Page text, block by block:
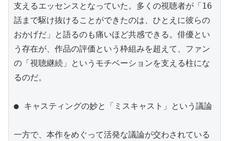
支えるエッセンスとなっていた。多くの視聴者が「16
話まで駆け抜けることができたのは、ひとえに彼らの
おかげだ」と語るのも痛いほど共感できる。俳優とい
う存在が、作品の評価という枠組みを超えて、ファン
の「視聴継続」というモチベーションを支える柱にな
るのだ。
● キャスティングの妙と「ミスキャスト」という議論
一方で、本作をめぐって活発な議論が交わされている